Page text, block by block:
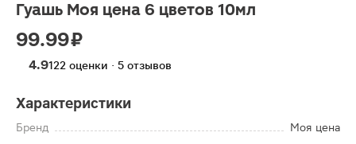
Гуашь Моя цена 6 цветов 10мл
99.99 ₽
4.9122 оценки · 5 отзывов
Характеристики
Бренд
Моя цена